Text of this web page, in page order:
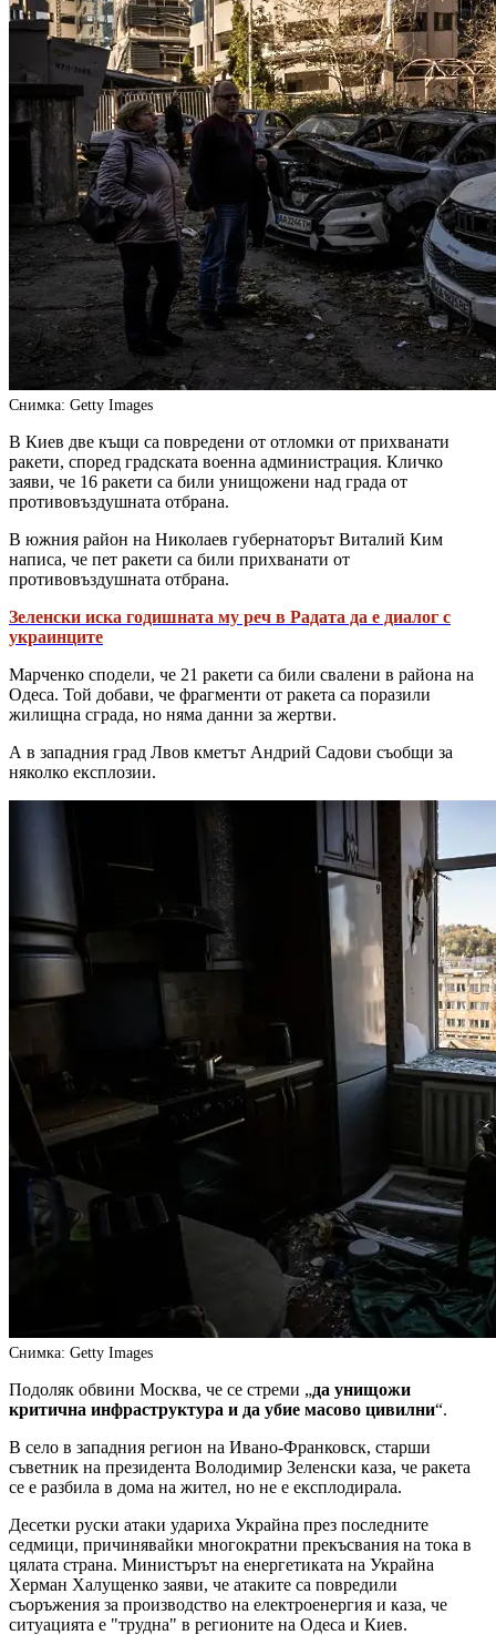
Снимка: Getty Images
В Киев две къщи са повредени от отломки от прихванати
ракети, според градската военна администрация. Кличко
заяви, че 16 ракети са били унищожени над града от
противовъздушната отбрана.
В южния район на Николаев губернаторът Виталий Ким
написа, че пет ракети са били прихванати от
противовъздушната отбрана.
Зеленски иска годишната му реч в Радата да е диалог с
украинците
Марченко сподели, че 21 ракети са били свалени в района на
Одеса. Той добави, че фрагменти от ракета са поразили
жилищна сграда, но няма данни за жертви.
А в западния град Лвов кметът Андрий Садови съобщи за
няколко експлозии.
Снимка: Getty Images
Подоляк обвини Москва, че се стреми „да унищожи
критична инфраструктура и да убие масово цивилни“.
В село в западния регион на Ивано-Франковск, старши
съветник на президента Володимир Зеленски каза, че ракета
се е разбила в дома на жител, но не е експлодирала.
Десетки руски атаки удариха Украйна през последните
седмици, причинявайки многократни прекъсвания на тока в
цялата страна. Министърът на енергетиката на Украйна
Херман Халущенко заяви, че атаките са повредили
съоръжения за производство на електроенергия и каза, че
ситуацията е "трудна" в регионите на Одеса и Киев.